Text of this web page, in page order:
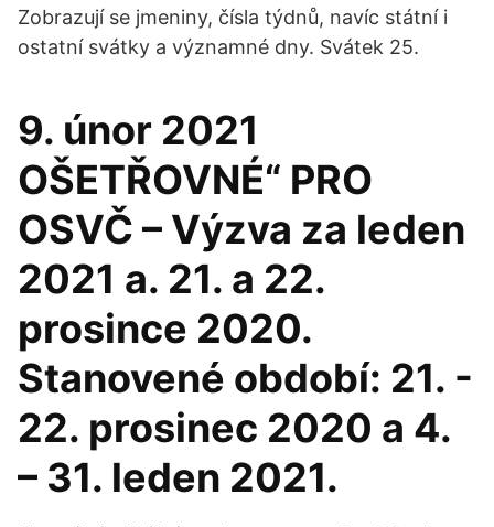
Zobrazují se jmeniny, čísla týdnů, navíc státní i
ostatní svátky a významné dny. Svátek 25.
9. únor 2021
OŠETŘOVNÉ“ PRO
OSVČ – Výzva za leden
2021 a. 21. a 22.
prosince 2020.
Stanovené období: 21. -
22. prosinec 2020 a 4.
– 31. leden 2021.